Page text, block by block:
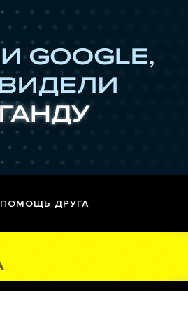
ПОМОЩЬ ДРУГА